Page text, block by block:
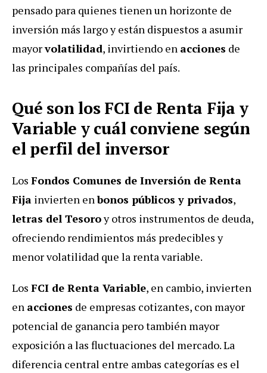
pensado para quienes tienen un horizonte de
inversión más largo y están dispuestos a asumir
mayorvolatilidad, invirtiendo en acciones de
las principales compañías del país.
Qué son los FCI de Renta Fija y
Variable y cuál conviene según
el perfil del inversor
Los Fondos Comunes de Inversión de Renta
Fija invierten enbonos públicos y privados,
letras del Tesoroy otros instrumentos de deuda,
ofreciendo rendimientos más predecibles y
menor volatilidad que la renta variable.
Los FCI de Renta Variable, en cambio, invierten
en acciones de empresas cotizantes, con mayor
potencial de ganancia pero también mayor
exposición a las fluctuaciones del mercado. La
diferencia central entre ambas categorías es el